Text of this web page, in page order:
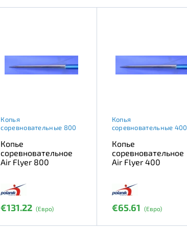
Копья
соревновательные 800
Копье
соревновательное
Air Flyer 800
€131.22 (Евро)
Копья
соревновательные 400
Копье
соревновательное
Air Flyer 400
€65.61 (Евро)